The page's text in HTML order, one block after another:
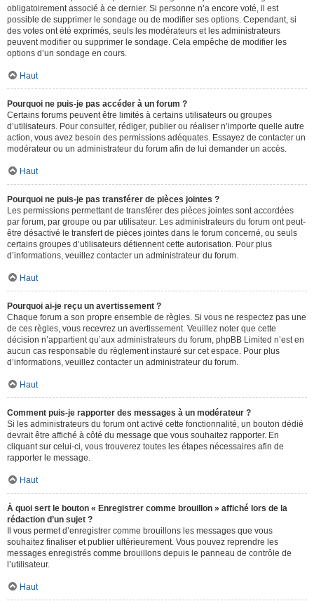
obligatoirement associé à ce dernier. Si personne n’a encore voté, il est
possible de supprimer le sondage ou de modifier ses options. Cependant, si
des votes ont été exprimés, seuls les modérateurs et les administrateurs
peuvent modifier ou supprimer le sondage. Cela empêche de modifier les
options d’un sondage en cours.
Haut
Pourquoi ne puis-je pas accéder à un forum ?
Certains forums peuvent être limités à certains utilisateurs ou groupes
d’utilisateurs. Pour consulter, rédiger, publier ou réaliser n’importe quelle autre
action, vous avez besoin des permissions adéquates. Essayez de contacter un
modérateur ou un administrateur du forum afin de lui demander un accès.
Haut
Pourquoi ne puis-je pas transférer de pièces jointes ?
Les permissions permettant de transférer des pièces jointes sont accordées
par forum, par groupe ou par utilisateur. Les administrateurs du forum ont peut-
être désactivé le transfert de pièces jointes dans le forum concerné, ou seuls
certains groupes d’utilisateurs détiennent cette autorisation. Pour plus
d’informations, veuillez contacter un administrateur du forum.
Haut
Pourquoi ai-je reçu un avertissement ?
Chaque forum a son propre ensemble de règles. Si vous ne respectez pas une
de ces règles, vous recevrez un avertissement. Veuillez noter que cette
décision n’appartient qu’aux administrateurs du forum, phpBB Limited n’est en
aucun cas responsable du règlement instauré sur cet espace. Pour plus
d’informations, veuillez contacter un administrateur du forum.
Haut
Comment puis-je rapporter des messages à un modérateur ?
Si les administrateurs du forum ont activé cette fonctionnalité, un bouton dédié
devrait être affiché à côté du message que vous souhaitez rapporter. En
cliquant sur celui-ci, vous trouverez toutes les étapes nécessaires afin de
rapporter le message.
Haut
À quoi sert le bouton « Enregistrer comme brouillon » affiché lors de la
rédaction d’un sujet ?
Il vous permet d’enregistrer comme brouillons les messages que vous
souhaitez finaliser et publier ultérieurement. Vous pouvez reprendre les
messages enregistrés comme brouillons depuis le panneau de contrôle de
l’utilisateur.
Haut